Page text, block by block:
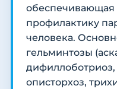
обеспечивающая
профилактику
человека.
гельминтозы
дифиллоботриоз,
описторхоз,